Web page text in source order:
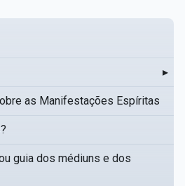
▸
as Manifestações Espíritas
guia dos médiuns e dos